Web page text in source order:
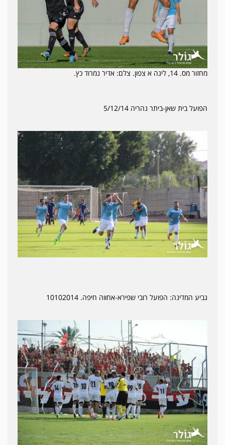
מחזור מס. 14, ליגה א צפון. צלם: אדיר נמרוד כץ.
הפועל בית שאן-ביתר נהריה 5/12/14
גביע המדינה: הפועל רובי שפירא-אחווה חיפה. 10102014